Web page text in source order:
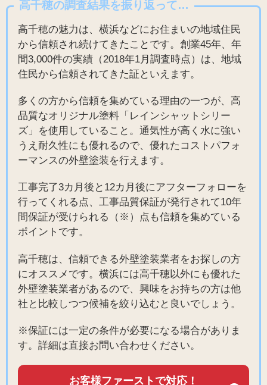
高千穂の調査結果を振り返って…
高千穂の魅力は、横浜などにお住まいの地域住民
から信頼され続けてきたことです。創業45年、年
間3,000件の実績（2018年1月調査時点）は、地域
住民から信頼されてきた証といえます。
多くの方から信頼を集めている理由の一つが、高
品質なオリジナル塗料「レインシャットシリー
ズ」を使用していること。通気性が高く水に強い
うえ耐久性にも優れるので、優れたコストパフォ
ーマンスの外壁塗装を行えます。
工事完了3カ月後と12カ月後にアフターフォローを
行ってくれる点、工事品質保証が発行されて10年
間保証が受けられる（※）点も信頼を集めている
ポイントです。
高千穂は、信頼できる外壁塗装業者をお探しの方
にオススメです。横浜には高千穂以外にも優れた
外壁塗装業者があるので、興味をお持ちの方は他
社と比較しつつ候補を絞り込むと良いでしょう。
※保証には一定の条件が必要になる場合がありま
す。詳細は直接お問い合わせください。
お客様ファーストで対応！